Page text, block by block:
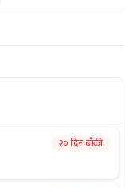
२० दिन बाँकी